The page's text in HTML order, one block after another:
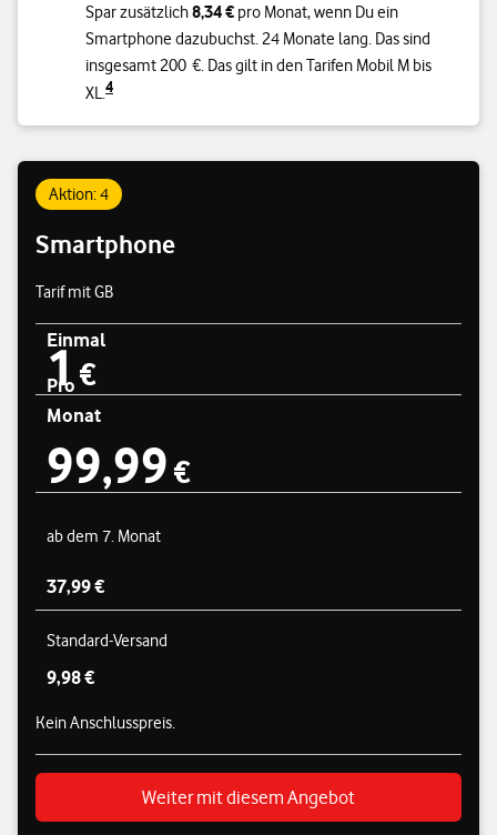
Spar zusätzlich8,34 € pro Monat, wenn Du ein
Smartphone dazubuchst. 24 Monate lang. Das sind
insgesamt 200 €. Das gilt in den Tarifen Mobil M bis
XL.4
Aktion: 4
Smartphone
Tarif mit GB
Preisübersicht
Einmal
1 € einmal
1€
Pro
Monat
99,99 € pro Monat
99,99 €
ab dem 7. Monat
37,99 €
Standard-Versand
9,98 €
Kein Anschlusspreis.
Weiter mit diesem Angebot